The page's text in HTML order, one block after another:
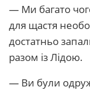
— Ми багато
для щастя
достатньо
разом із Лідою.
— Ви були